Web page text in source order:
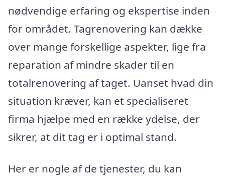
nødvendige erfaring og ekspertise inden
for området. Tagrenovering kan dække
over mange forskellige aspekter, lige fra
reparation af mindre skader til en
totalrenovering af taget. Uanset hvad din
situation kræver, kan et specialiseret
firma hjælpe med en række ydelse, der
sikrer, at dit tag er i optimal stand.
Her er nogle af de tjenester, du kan